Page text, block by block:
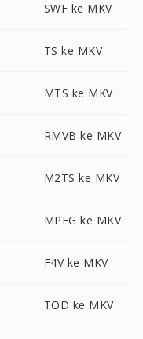
SWF ke MKV
TS ke MKV
MTS ke MKV
RMVB ke MKV
M2TS ke MKV
MPEG ke MKV
F4V ke MKV
TOD ke MKV